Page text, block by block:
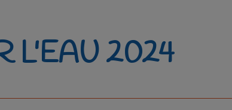
L'EAU 2024